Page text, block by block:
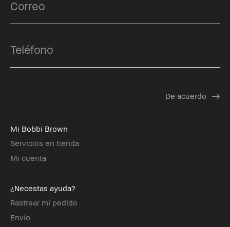
Mi Bobbi Brown
Servicios en tienda
Mi cuenta
¿Necestas ayuda?
Rastrear mi pedido
Envío